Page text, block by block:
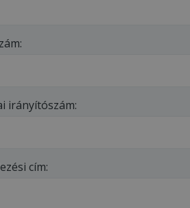
irányítószám:
cím: